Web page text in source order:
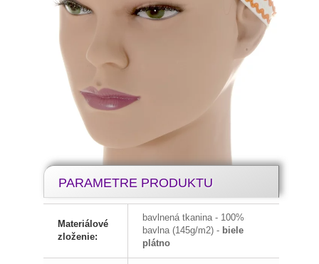
PARAMETRE PRODUKTU
Materiálové
zloženie:
bavlnená tkanina - 100%
bavlna (145g/m2) - biele
plátno